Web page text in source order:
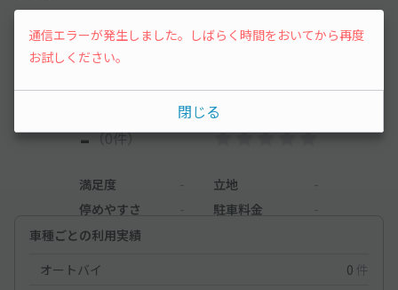
まだレビューがありません。他のユーザーの方の
ために、利用後にレビューを投稿してみましょ
-（0件）
満足度 - 立地
-
停めやすさ
駐車料金
車種ごとの利用実績
オートバイ
0 件
通信エラーが発生しました。しばらく時間をおいてから再度
お試しください。
閉じる